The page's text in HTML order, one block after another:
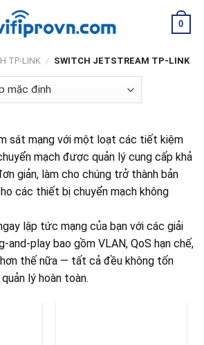
0
TP-LINK / SWITCH JETSTREAM TP-LINK
sát mạng với một loạt các tiết kiệm
mạch được quản lý cung cấp khả
giản, làm cho chúng trở thành bản
các thiết bị chuyển mạch không
lập tức mạng của bạn với các giải
and-play bao gồm VLAN, QoS hạn chế,
thế nữa — tất cả đều không tốn
lý hoàn toàn.